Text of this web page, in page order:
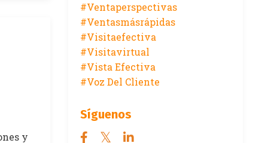
y
#ventaperspectivas
#ventasmásrápidas
#visitaefectiva
#visitavirtual
#vista Efectiva
#voz Del Cliente
Síguenos